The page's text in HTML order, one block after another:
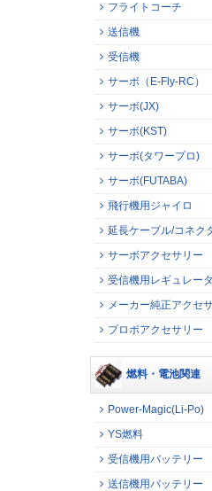
フライトコーチ
送信機
受信機
サーボ（E-Fly-RC）
サーボ(JX)
サーボ(KST)
サーボ(タワープロ)
サーボ(FUTABA)
飛行機用ジャイロ
延長ケーブル/コネク
サーボアクセサリー
受信機用レギュレー
メーカー純正アクセ
プロポアクセサリー
燃料・電池関連
Power-Magic(Li-Po)
YS燃料
受信機用バッテリー
送信機用バッテリー